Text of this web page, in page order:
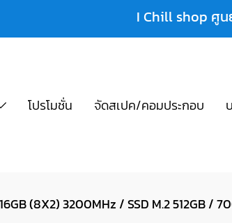
I Chill shop ศู
โปรโมชั่น จัดสเปค/คอมประกอบ
(8X2) 3200MHz / SSD M.2 512GB /